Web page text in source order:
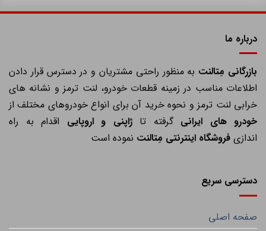
درباره ما
بازرگانی مِتالنتبه منظور راحتی مشتریان و در دسترس قرار دادن
اطلاعات مناسب در زمینه قطعات خودرو، لنت ترمز و نشانه های
خرابی لنت ترمز و نحوه خرید آن برای انواع خودروهای مختلف از
خودرو های ایرانیگرفته تاژاپنی و اروپاییاقدام به راه
اندازیفروشگاه اینترنتی مِتالنتنموده است
دسترسی سریع
صفحه اصلی